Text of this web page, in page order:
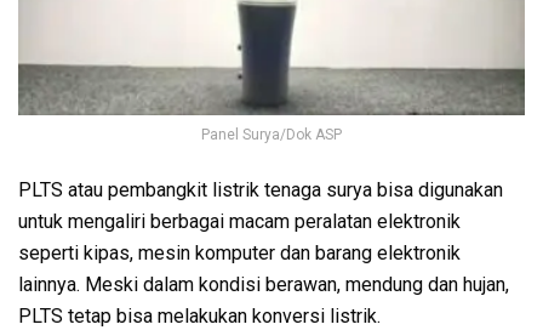
Panel Surya/Dok ASP
PLTS atau pembangkit listrik tenaga surya bisa digunakan
untuk mengaliri berbagai macam peralatan elektronik
seperti kipas, mesin komputer dan barang elektronik
lainnya. Meski dalam kondisi berawan, mendung dan hujan,
PLTS tetap bisa melakukan konversi listrik.